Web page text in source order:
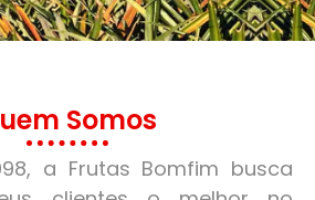
Somos
a Frutas Bomfim busca